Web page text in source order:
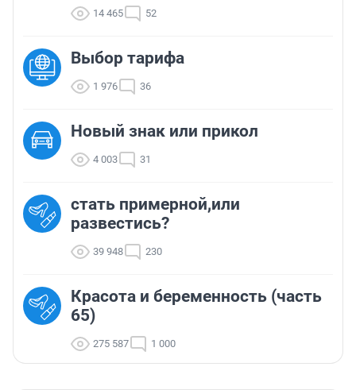
14 465 52
Выбор тарифа
1 976 36
Новый знак или прикол
4 003 31
стать примерной,или
развестись?
39 948 230
Красота и беременность (часть
65)
275 587 1 000